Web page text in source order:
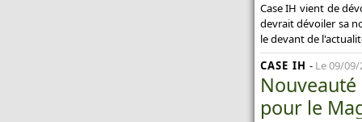
Case IH vient de
devrait dévoiler sa
le devant de
CASE IH - Le 09/09/
pour le